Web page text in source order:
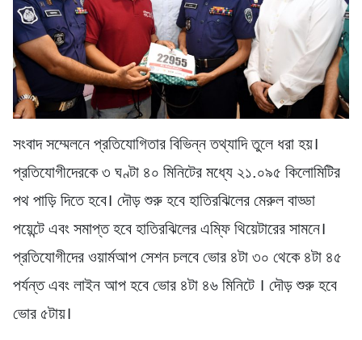
সংবাদ সম্মেলনে প্রতিযোগিতার বিভিন্ন তথ্যাদি তুলে ধরা হয়।
প্রতিযোগীদেরকে ৩ ঘণ্টা ৪০ মিনিটের মধ্যে ২১.০৯৫ কিলোমিটির
পথ পাড়ি দিতে হবে। দৌড় শুরু হবে হাতিরঝিলের মেরুল বাড্ডা
পয়েন্টে এবং সমাপ্ত হবে হাতিরঝিলের এম্ফি থিয়েটারের সামনে।
প্রতিযোগীদের ওয়ার্মআপ সেশন চলবে ভোর ৪টা ৩০ থেকে ৪টা ৪৫
পর্যন্ত এবং লাইন আপ হবে ভোর ৪টা ৪৬ মিনিটে । দৌড় শুরু হবে
ভোর ৫টায়।